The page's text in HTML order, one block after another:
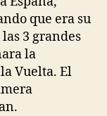
que era su
3 grandes
la
Vuelta. El